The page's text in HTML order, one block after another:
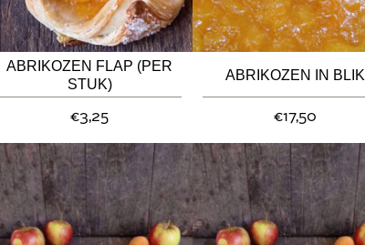
ABRIKOZEN FLAP (PER
STUK)
€3,25
ABRIKOZEN IN BLIK
€17,50